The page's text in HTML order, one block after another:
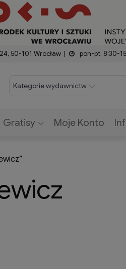
50-101 Wrocław pon-pt. 8:30-
Gratisy Moje Konto